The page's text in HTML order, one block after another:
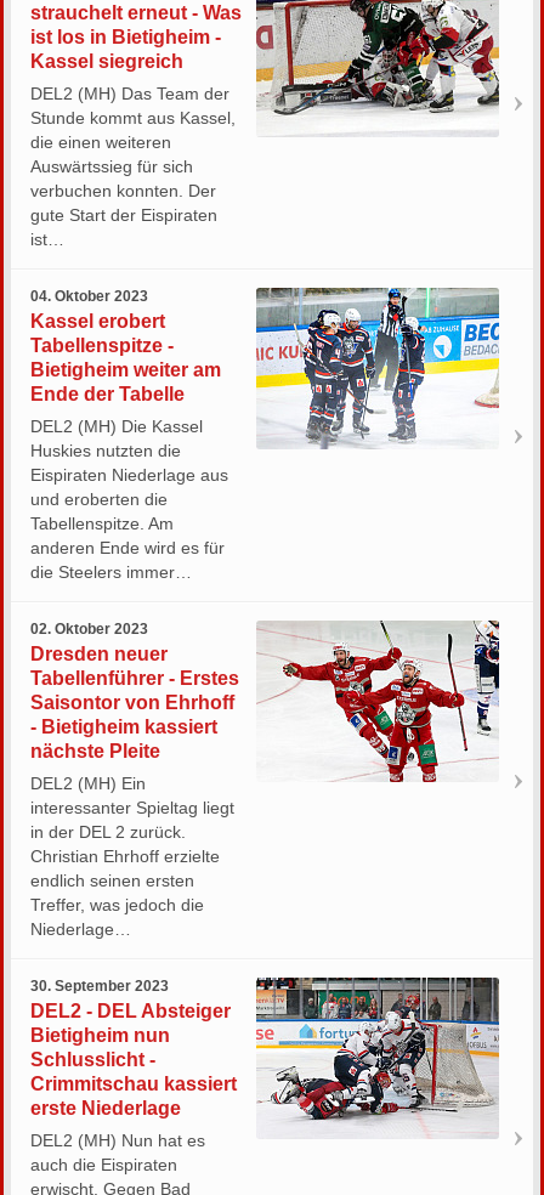
strauchelt erneut - Was
ist los in Bietigheim -
Kassel siegreich
DEL2 (MH) Das Team der
Stunde kommt aus Kassel,
die einen weiteren
Auswärtssieg für sich
verbuchen konnten. Der
gute Start der Eispiraten
ist…
04. Oktober 2023
Kassel erobert
Tabellenspitze -
Bietigheim weiter am
Ende der Tabelle
DEL2 (MH) Die Kassel
Huskies nutzten die
Eispiraten Niederlage aus
und eroberten die
Tabellenspitze. Am
anderen Ende wird es für
die Steelers immer…
02. Oktober 2023
Dresden neuer
Tabellenführer - Erstes
Saisontor von Ehrhoff
- Bietigheim kassiert
nächste Pleite
DEL2 (MH) Ein
interessanter Spieltag liegt
in der DEL 2 zurück.
Christian Ehrhoff erzielte
endlich seinen ersten
Treffer, was jedoch die
Niederlage…
30. September 2023
DEL2 - DEL Absteiger
Bietigheim nun
Schlusslicht -
Crimmitschau kassiert
erste Niederlage
DEL2 (MH) Nun hat es
auch die Eispiraten
erwischt. Gegen Bad